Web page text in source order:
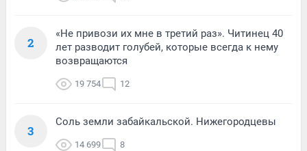
2
«Не привози их мне в третий раз». Читинец 40
лет разводит голубей, которые всегда к нему
возвращаются
19 754 12
3
Соль земли забайкальской. Нижегородцевы
14 699 8